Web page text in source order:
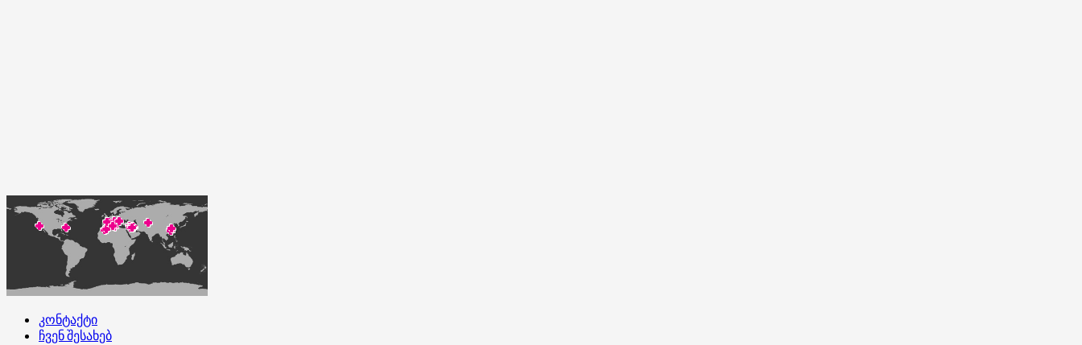
კონტაქტი
ჩვენ შესახებ